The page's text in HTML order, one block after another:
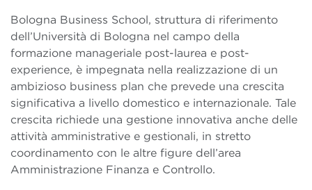
Bologna Business School, struttura di riferimento
dell’Università di Bologna nel campo della
formazione manageriale post-laurea e post-
experience, è impegnata nella realizzazione di un
ambizioso business plan che prevede una crescita
significativa a livello domestico e internazionale. Tale
crescita richiede una gestione innovativa anche delle
attività amministrative e gestionali, in stretto
coordinamento con le altre figure dell’area
Amministrazione Finanza e Controllo.